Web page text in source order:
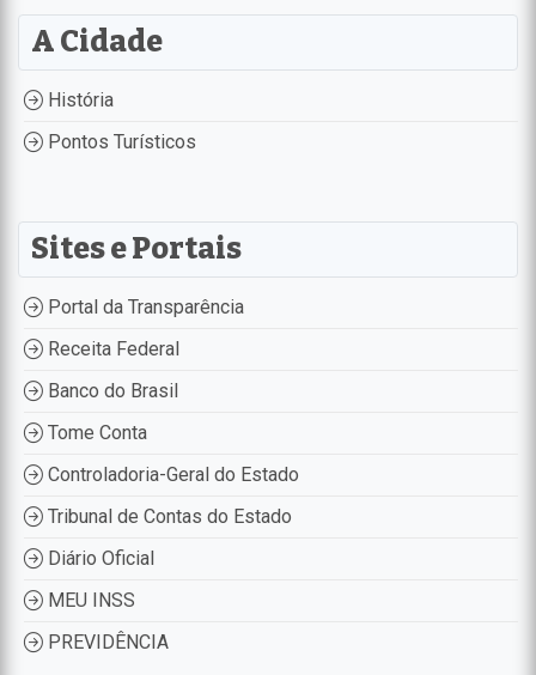
A Cidade
História
Pontos Turísticos
Sites e Portais
Portal da Transparência
Receita Federal
Banco do Brasil
Tome Conta
Controladoria-Geral do Estado
Tribunal de Contas do Estado
Diário Oficial
MEU INSS
PREVIDÊNCIA